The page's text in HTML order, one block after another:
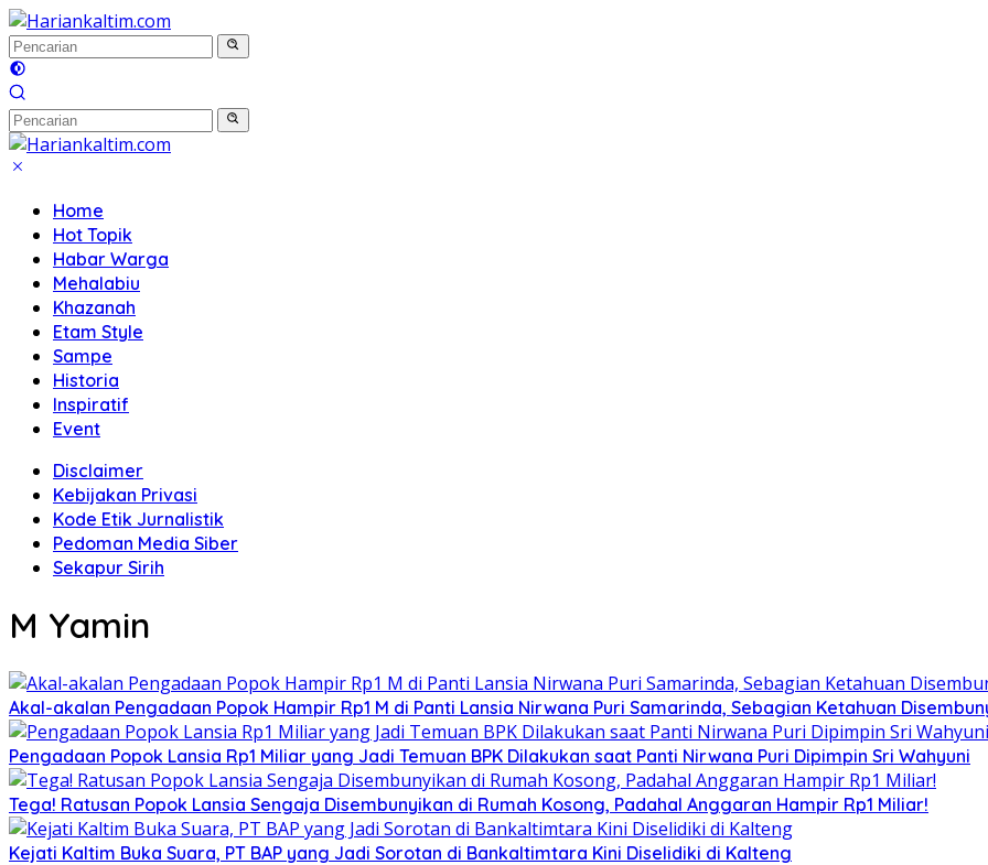
Langsung
ke
konten
Home
Hot Topik
Habar Warga
Mehalabiu
Khazanah
Etam Style
Sampe
Historia
Inspiratif
Event
Disclaimer
Kebijakan Privasi
Kode Etik Jurnalistik
Pedoman Media Siber
Sekapur Sirih
M Yamin
Akal-akalan Pengadaan Popok Hampir Rp1 M di Panti Lansia Nirwana Puri Samarinda, Sebagian Ketahuan
Pengadaan Popok Lansia Rp1 Miliar yang Jadi Temuan BPK Dilakukan saat Panti Nirwana Puri Dipimpin Sri Wahyuni
Tega! Ratusan Popok Lansia Sengaja Disembunyikan di Rumah Kosong, Padahal Anggaran Hampir Rp1 Miliar!
Kejati Kaltim Buka Suara, PT BAP yang Jadi Sorotan di Bankaltimtara Kini Diselidiki di Kalteng